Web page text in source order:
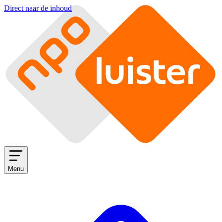
Direct naar de inhoud
Menu